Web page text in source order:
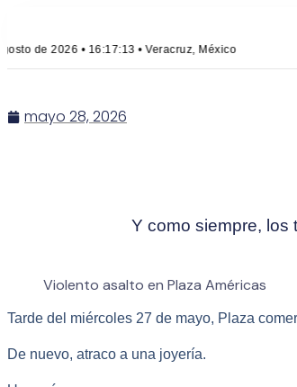
de 2026 • 16:17:13 • Veracruz, México
mayo 28, 2026
Y como siempre,
Violento asalto en Plaza Américas
Tarde del miércoles 27 de mayo, Plaza
De nuevo, atraco a una joyería.